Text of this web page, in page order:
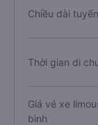
Chiều dài
Thời gian di
Giá vé xe
bình